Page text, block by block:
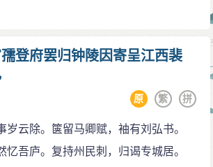
登府罢归钟陵因寄呈江西裴
拼
繁
原
岁云除。箧留马卿赋，袖有刘弘书。
忆吾庐。复持州民刺，归谒专城居。